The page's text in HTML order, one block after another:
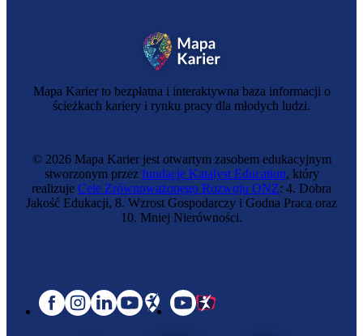
Mapa Karier to bezpłatna i interaktywna baza informacji o
ścieżkach kariery i rynku pracy dla młodych ludzi.
© 2026 Mapa Karier jest otwartym zasobem edukacyjnym
stworzonym przez fundację Katalyst Education, który
realizuje Cele Zrównoważonego Rozwoju ONZ: 4. Dobra
Jakość Edukacji, 8. Wzrost Gospodarczy i Godna Praca oraz
10. Mniej Nierówności.